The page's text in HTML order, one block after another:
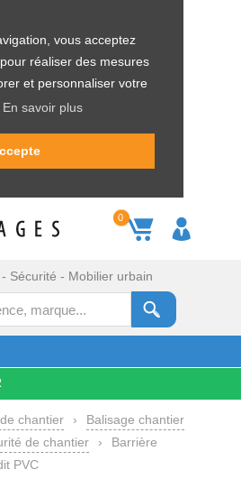
vous acceptez
réaliser des mesures
et personnaliser votre
En savoir plus
0
Sécurité - Mobilier urbain
chantier ›
Balisage chantier
de chantier ›
Barrière
PVC